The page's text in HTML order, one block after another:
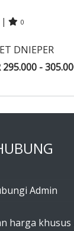
| 0
DNIEPER
295.000 -
Admin
harga